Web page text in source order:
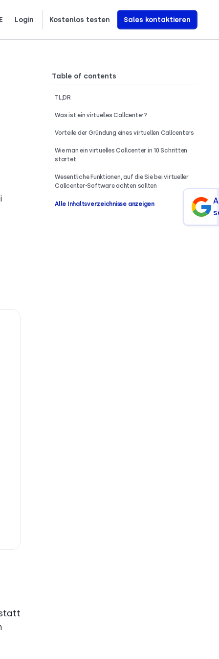
Login Kostenlos testen Sales kontaktieren
Table of contents
TL;DR
Was ist ein virtuelles Callcenter?
Vorteile der Gründung eines virtuellen Callcenters
Wie man ein virtuelles Callcenter in 10 Schritten
startet
Wesentliche Funktionen, auf die Sie bei virtueller
Callcenter-Software achten sollten
Alle Inhaltsverzeichnisse anzeigen